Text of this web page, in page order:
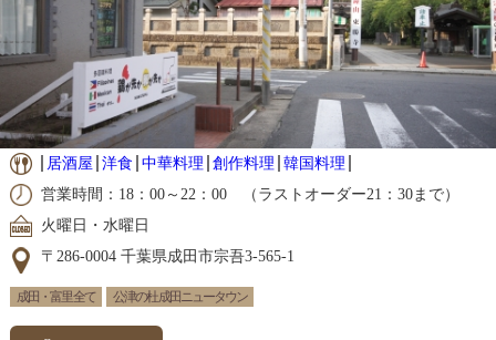
居酒屋 洋食 中華料理 創作料理 韓国料理
営業時間：18：00～22：00 （ラストオーダー21：30まで）
火曜日・水曜日
〒286-0004 千葉県成田市宗吾3-565-1
成田・富里 全て 公津の杜 成田ニュータウン